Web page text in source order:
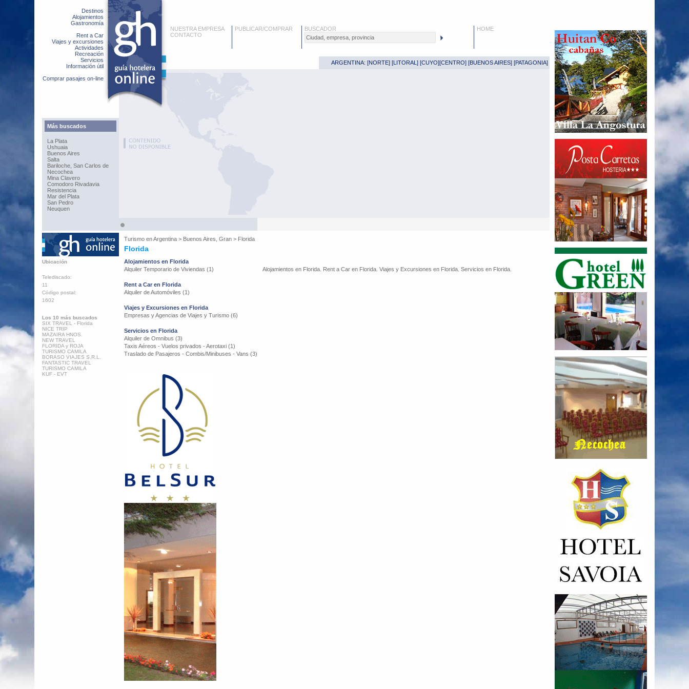
Destinos
Alojamientos
Gastronomía
Rent a Car
Viajes y excursiones
Actividades
Recreación
Servicios
Información útil
Comprar pasajes on-line
Más buscados
La Plata
Ushuaia
Buenos Aires
Salta
Bariloche, San Carlos de
Necochea
Mina Clavero
Comodoro Rivadavia
Resistencia
Mar del Plata
San Pedro
Neuquen
NUESTRA EMPRESA
CONTACTO
PUBLICAR/COMPRAR BUSCADOR HOME
ARGENTINA: [NORTE] [LITORAL ] [CUYO][CENTRO] [BUENOS AIRES] [PATAGONIA]
Turismo enArgentina > Buenos Aires, Gran > Florida
Florida
Ubicación
Telediscado:
11
Código postal:
1602
Los 10 más buscados
SIX TRAVEL - Florida
NICE TRIP
MAZAIRA HNOS.
NEW TRAVEL
FLORIDA y ROJA
TURISMO CAMILA
BORASO VIAJES S.R.L.
FANTASTIC TRAVEL
TURISMO CAMILA
KUF - EVT
Alojamientos en Florida
Alquiler Temporario de Viviendas (1)
Rent a Car en Florida
Alquiler de Automóviles (1)
Viajes y Excursiones en Florida
Empresas y Agencias de Viajes y Turismo (6)
Servicios en Florida
Alquiler de Omnibus (3)
Taxis Aéreos - Vuelos privados - Aerotaxi (1)
Traslado de Pasajeros - Combis/Minibuses - Vans (3)
Alojamientos en Florida. Rent a Car en Florida. Viajes y Excursiones en Florida. Servicios en Florida.